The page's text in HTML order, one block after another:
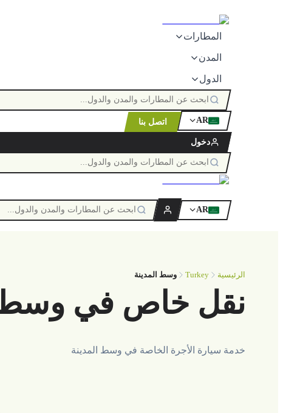
المطارات
المدن
الدول
ٱللَّٰه AR اتصل بنا
دخول
ٱللَّٰه AR
الرئيسية Turkey وسط المدينة
نقل خاص في وسط
خدمة سيارة الأجرة الخاصة في وسط المدينة